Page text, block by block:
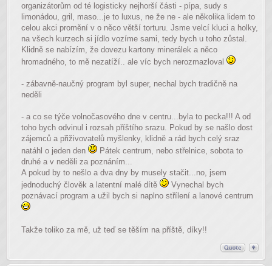
organizátorům od té logisticky nejhorší části - pípa, sudy s
limonádou, gril, maso...je to luxus, ne že ne - ale několika lidem to
celou akci promění v o něco větší torturu. Jsme velcí kluci a holky,
na všech kurzech si jídlo vozíme sami, tedy bych u toho zůstal.
Klidně se nabízím, že dovezu kartony minerálek a něco
hromadného, to mě nezatíží.. ale víc bych nerozmazloval
- zábavně-naučný program byl super, nechal bych tradičně na
neděli
- a co se týče volnočasového dne v centru...byla to pecka!!! A od
toho bych odvinul i rozsah příštího srazu. Pokud by se našlo dost
zájemců a přiživovatelů myšlenky, klidně a rád bych celý sraz
natáhl o jeden den
Pátek centrum, nebo střelnice, sobota to
druhé a v neděli za poznáním...
A pokud by to nešlo a dva dny by musely stačit...no, jsem
jednoduchý člověk a latentní malé dítě
Vynechal bych
poznávací program a užil bych si naplno střílení a lanové centrum
Takže toliko za mě, už teď se těším na příště, díky!!